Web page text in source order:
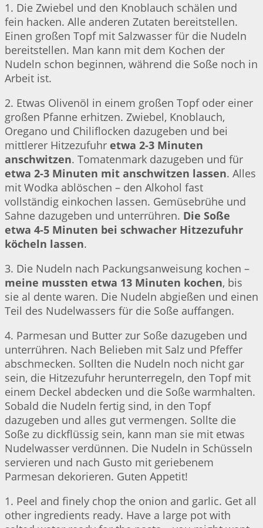
1. Die Zwiebel und den Knoblauch schälen und
fein hacken. Alle anderen Zutaten bereitstellen.
Einen großen Topf mit Salzwasser für die Nudeln
bereitstellen. Man kann mit dem Kochen der
Nudeln schon beginnen, während die Soße noch in
Arbeit ist.
2. Etwas Olivenöl in einem großen Topf oder einer
großen Pfanne erhitzen. Zwiebel, Knoblauch,
Oregano und Chiliflocken dazugeben und bei
mittlerer Hitzezufuhr etwa 2-3 Minuten
anschwitzen. Tomatenmark dazugeben und für
etwa 2-3 Minuten mit anschwitzen lassen. Alles
mit Wodka ablöschen – den Alkohol fast
vollständig einkochen lassen. Gemüsebrühe und
Sahne dazugeben und unterrühren. Die Soße
etwa 4-5 Minuten bei schwacher Hitzezufuhr
köcheln lassen.
3. Die Nudeln nach Packungsanweisung kochen –
meine mussten etwa 13 Minuten kochen, bis
sie al dente waren. Die Nudeln abgießen und einen
Teil des Nudelwassers für die Soße auffangen.
4. Parmesan und Butter zur Soße dazugeben und
unterrühren. Nach Belieben mit Salz und Pfeffer
abschmecken. Sollten die Nudeln noch nicht gar
sein, die Hitzezufuhr herunterregeln, den Topf mit
einem Deckel abdecken und die Soße warmhalten.
Sobald die Nudeln fertig sind, in den Topf
dazugeben und alles gut vermengen. Sollte die
Soße zu dickflüssig sein, kann man sie mit etwas
Nudelwasser verdünnen. Die Nudeln in Schüsseln
servieren und nach Gusto mit geriebenem
Parmesan dekorieren. Guten Appetit!
1. Peel and finely chop the onion and garlic. Get all
other ingredients ready. Have a large pot with